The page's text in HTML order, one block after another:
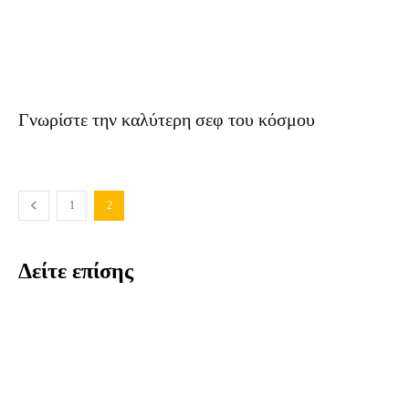
Γνωρίστε την καλύτερη σεφ του κόσμου
1 2
Δείτε επίσης